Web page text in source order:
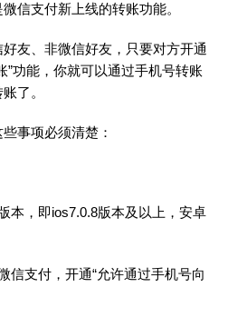
信支付新上线的转账功能。
友、非微信好友，只要对方开通
”功能，你就可以通过手机号转账
了。
事项必须清楚：
本，即ios7.0.8版本及以上，安卓
信支付，开通“允许通过手机号向